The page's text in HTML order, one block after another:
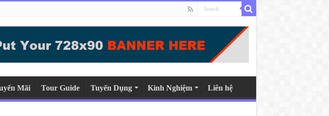
Mãi Tour Guide Tuyển Dụng Kinh Nghiệm Liên hệ